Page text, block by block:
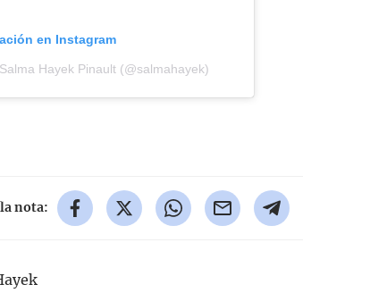
en Instagram
Hayek Pinault (@salmahayek)
nota: